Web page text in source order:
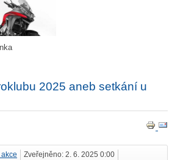
2025 aneb setkání u
akce
Zveřejněno: 2. 6. 2025 0:00